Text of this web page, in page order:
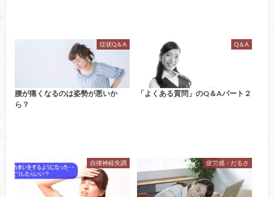
症状Q＆A
腰が痛くなるのは姿勢が悪いか
ら？
Q＆A
「よくある質問」のQ＆Aパート２
自律神経失調 疲労感・だるさ